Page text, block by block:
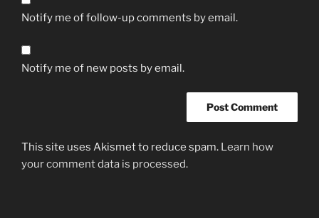
Notify me of follow-up comments by email.
Notify me of new posts by email.
This site uses Akismet to reduce spam. Learn how
your comment data is processed.